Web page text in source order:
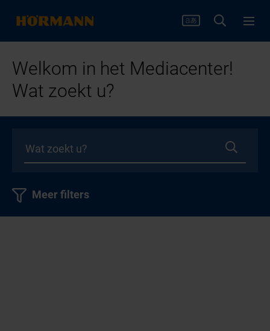
Welkom in het Mediacenter!
Wat zoekt u?
Meer filters